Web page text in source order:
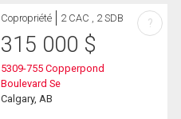
Copropriété 2 CAC , 2 SDB
315 000 $
5309-755 Copperpond
Boulevard Se
Calgary, AB
?